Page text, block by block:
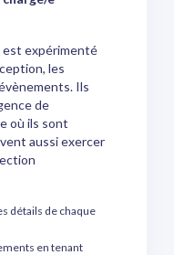
est expérimenté
les
Ils
de
où ils sont
aussi exercer
détails de chaque
en tenant